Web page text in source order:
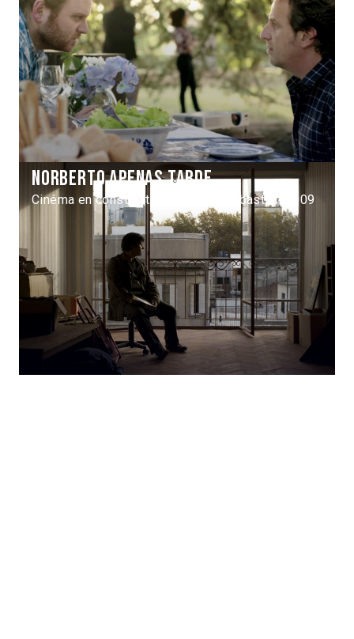
Norberto apenas tarde
Cinéma en construction 16 / San Sebastián 2009